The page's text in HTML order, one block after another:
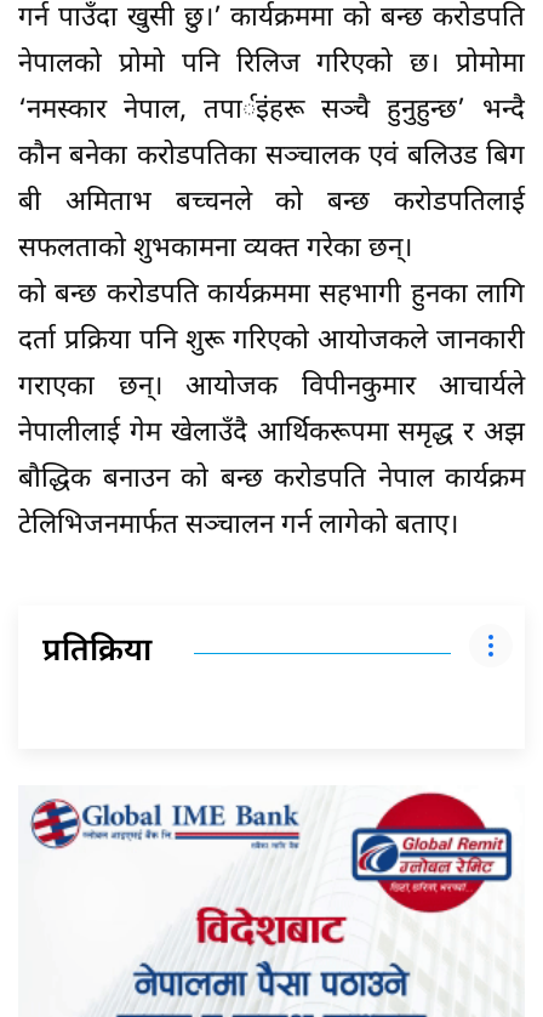
गर्न पाउँदा खुसी छु।’ कार्यक्रममा को बन्छ करोडपति
नेपालको प्रोमो पनि रिलिज गरिएको छ। प्रोमोमा
‘नमस्कार नेपाल, तपार्इंहरू सञ्चै हुनुहुन्छ’ भन्दै
कौन बनेका करोडपतिका सञ्चालक एवं बलिउड बिग
बी अमिताभ बच्चनले को बन्छ करोडपतिलाई
सफलताको शुभकामना व्यक्त गरेका छन्।
को बन्छ करोडपति कार्यक्रममा सहभागी हुनका लागि
दर्ता प्रक्रिया पनि शुरू गरिएको आयोजकले जानकारी
गराएका छन्। आयोजक विपीनकुमार आचार्यले
नेपालीलाई गेम खेलाउँदै आर्थिकरूपमा समृद्ध र अझ
बौद्धिक बनाउन को बन्छ करोडपति नेपाल कार्यक्रम
टेलिभिजनमार्फत सञ्चालन गर्न लागेको बताए।
प्रतिक्रिया